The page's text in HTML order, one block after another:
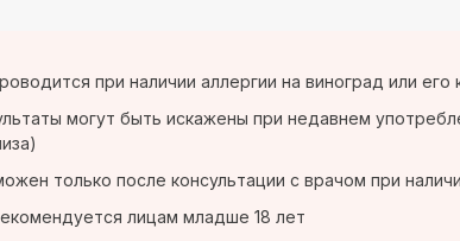
при наличии аллергии на виноград или его
могут быть искажены при недавнем
только после консультации с врачом при
лицам младше 18 лет